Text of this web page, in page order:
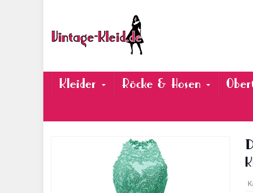
Kleider Röcke & Hosen